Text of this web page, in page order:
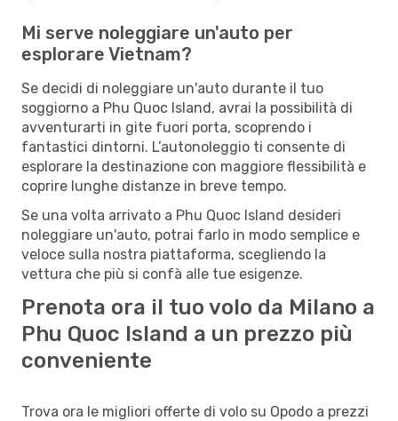
Mi serve noleggiare un'auto per
esplorare Vietnam?
Se decidi di noleggiare un'auto durante il tuo
soggiorno a Phu Quoc Island, avrai la possibilità di
avventurarti in gite fuori porta, scoprendo i
fantastici dintorni. L’autonoleggio ti consente di
esplorare la destinazione con maggiore flessibilità e
coprire lunghe distanze in breve tempo.
Se una volta arrivato a Phu Quoc Island desideri
noleggiare un'auto, potrai farlo in modo semplice e
veloce sulla nostra piattaforma, scegliendo la
vettura che più si confà alle tue esigenze.
Prenota ora il tuo volo da Milano a
Phu Quoc Island a un prezzo più
conveniente
Trova ora le migliori offerte di volo su Opodo a prezzi